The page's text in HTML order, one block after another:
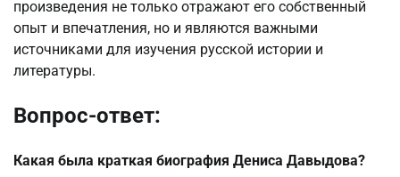
произведения не только отражают его собственный
опыт и впечатления, но и являются важными
источниками для изучения русской истории и
литературы.
Вопрос-ответ:
Какая была краткая биография Дениса Давыдова?